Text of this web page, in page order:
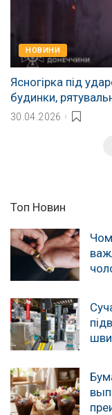
НОВИНИ
Ясногірка під
будинки,
30.04.2026
Топ Новин